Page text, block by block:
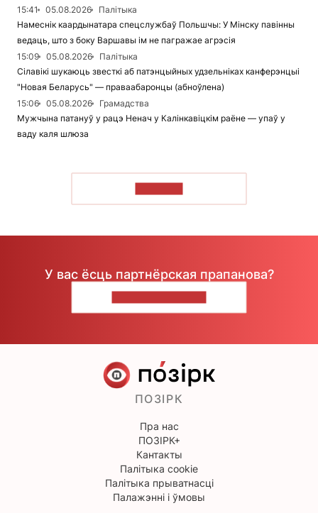
15:41
05.08.2026
Палітыка
Намеснік каардынатара спецслужбаў Польшчы: У Мінску павінны
ведаць, што з боку Варшавы ім не пагражае агрэсія
15:09
05.08.2026
Палітыка
Сілавікі шукаюць звесткі аб патэнцыйных удзельніках канферэнцыі
"Новая Беларусь" — праваабаронцы (абноўлена)
15:06
05.08.2026
Грамадства
Мужчына патануў у рацэ Ненач у Калінкавіцкім раёне — упаў у
ваду каля шлюза
У вас ёсць партнёрская прапанова?
ПОЗІРК
Пра нас
ПОЗІРК+
Кантакты
Палітыка cookie
Палітыка прыватнасці
Палажэнні і ўмовы